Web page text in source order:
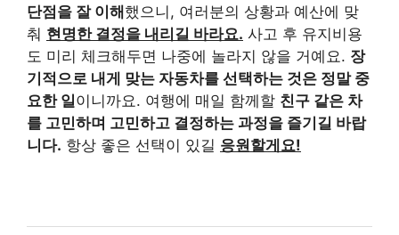
단점을 잘 이해 했으니, 여러분의 상황과 예산에 맞
춰 현명한 결정을 내리길 바라요. 사고 후 유지비용
도 미리 체크해두면 나중에 놀라지 않을 거예요. 장
기적으로 내게 맞는 자동차를 선택하는 것은 정말 중
요한 일이니까요. 여행에 매일 함께할 친구 같은 차
를 고민하며 고민하고 결정하는 과정을 즐기길 바랍
니다. 항상 좋은 선택이 있길 응원할게요!